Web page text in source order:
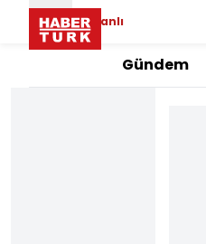
Canlı
Gündem